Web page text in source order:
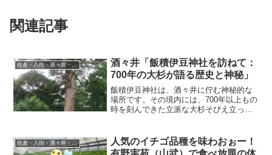
関連記事
佐倉・八街・酒々井・冨里の情報
酒々井「飯積伊豆神社を訪ねて：
700年の大杉が語る歴史と神秘」
飯積伊豆神社は、酒々井に佇む神秘的な
場所です。その境内には、700年以上もの
時を刻んできた立派な大杉そびえ立って
700年以上もの間、この地に佇み、時の流
れを見守ってきま...
佐倉・八街・酒々井・冨里の情報
人気のイチゴ品種を味わおぉー！